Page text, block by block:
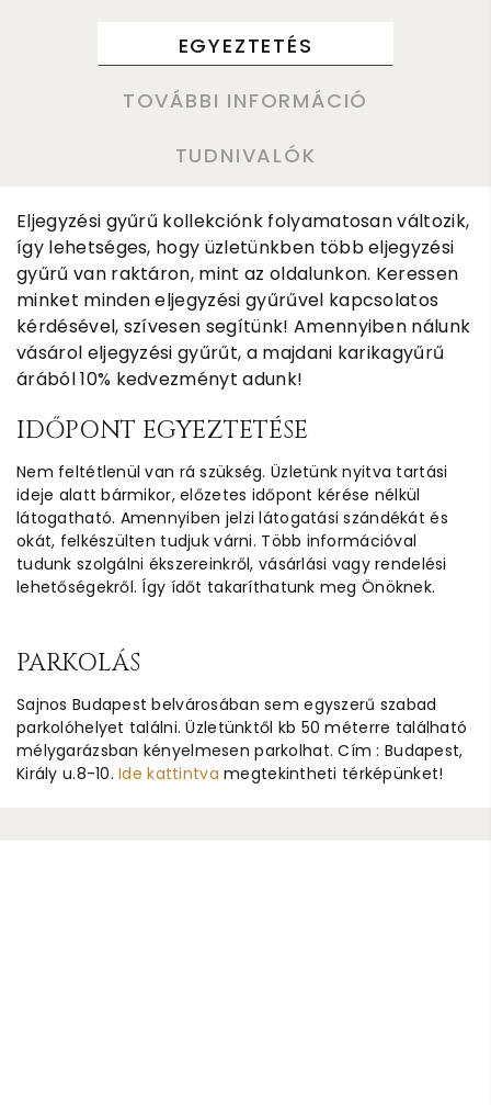
EGYEZTETÉS
TOVÁBBI INFORMÁCIÓ
TUDNIVALÓK
Eljegyzési gyűrű kollekciónk folyamatosan változik,
így lehetséges, hogy üzletünkben több eljegyzési
gyűrű van raktáron, mint az oldalunkon. Keressen
minket minden eljegyzési gyűrűvel kapcsolatos
kérdésével, szívesen segítünk! Amennyiben nálunk
vásárol eljegyzési gyűrűt, a majdani karikagyűrű
árából 10% kedvezményt adunk!
IDŐPONT EGYEZTETÉSE
Nem feltétlenül van rá szükség. Üzletünk nyitva tartási
ideje alatt bármikor, előzetes időpont kérése nélkül
látogatható. Amennyiben jelzi látogatási szándékát és
okát, felkészülten tudjuk várni. Több információval
tudunk szolgálni ékszereinkről, vásárlási vagy rendelési
lehetőségekről. Így ídőt takaríthatunk meg Önöknek.
PARKOLÁS
Sajnos Budapest belvárosában sem egyszerű szabad
parkolóhelyet találni. Üzletünktől kb 50 méterre található
mélygarázsban kényelmesen parkolhat. Cím : Budapest,
Király u.8-10.Ide kattintva megtekintheti térképünket!